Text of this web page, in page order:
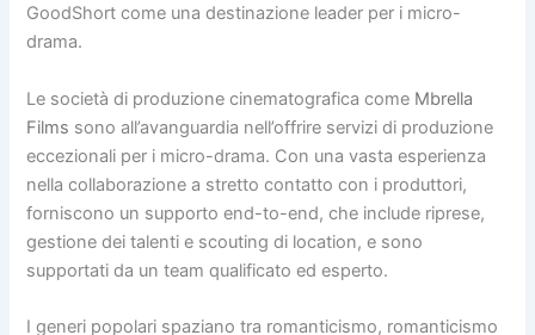
GoodShort come una destinazione leader per i micro-
drama.
Le società di produzione cinematografica come Mbrella
Films sono all’avanguardia nell’offrire servizi di produzione
eccezionali per i micro-drama. Con una vasta esperienza
nella collaborazione a stretto contatto con i produttori,
forniscono un supporto end-to-end, che include riprese,
gestione dei talenti e scouting di location, e sono
supportati da un team qualificato ed esperto.
I generi popolari spaziano tra romanticismo, romanticismo